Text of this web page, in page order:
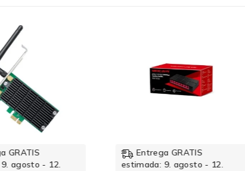
Entrega GRATIS
estimada: 9. agosto - 12.
Entrega
estimada: 9.